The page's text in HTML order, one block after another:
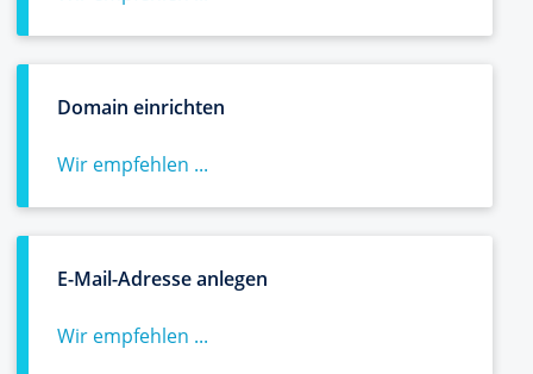
Domain einrichten
Wir empfehlen ...
E-Mail-Adresse anlegen
Wir empfehlen ...